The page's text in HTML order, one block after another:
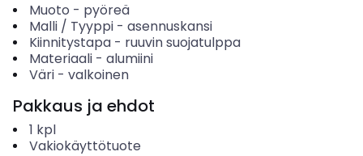
Muoto - pyöreä
Malli / Tyyppi- asennuskansi
Kiinnitystapa- ruuvin suojatulppa
Materiaali- alumiini
Väri- valkoinen
Pakkaus ja ehdot
1 kpl
Vakiokäyttötuote